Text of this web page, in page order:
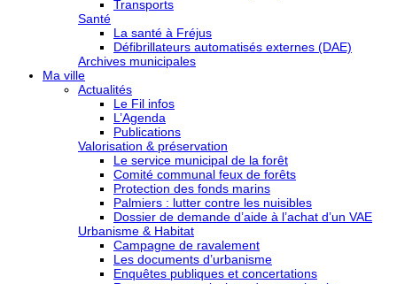
Transports
Santé
La santé à Fréjus
Défibrillateurs automatisés externes (DAE)
Archives municipales
Ma ville
Actualités
Le Fil infos
L’Agenda
Publications
Valorisation & préservation
Le service municipal de la forêt
Comité communal feux de forêts
Protection des fonds marins
Palmiers : lutter contre les nuisibles
Dossier de demande d’aide à l’achat d’un VAE
Urbanisme & Habitat
Campagne de ravalement
Les documents d’urbanisme
Enquêtes publiques et concertations